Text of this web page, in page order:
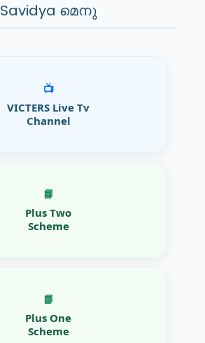
Savidya മെനു
📺
VICTERS Live Tv
Channel
📘
Plus Two
Scheme
📗
Plus One
Scheme